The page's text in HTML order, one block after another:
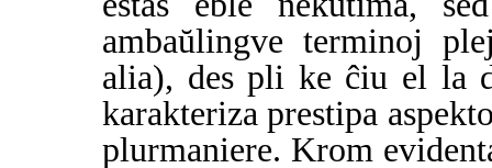
ambaŭlingve terminoj
alia), des pli ke ĉiu el la
karakteriza prestipa
plurmaniere. Krom